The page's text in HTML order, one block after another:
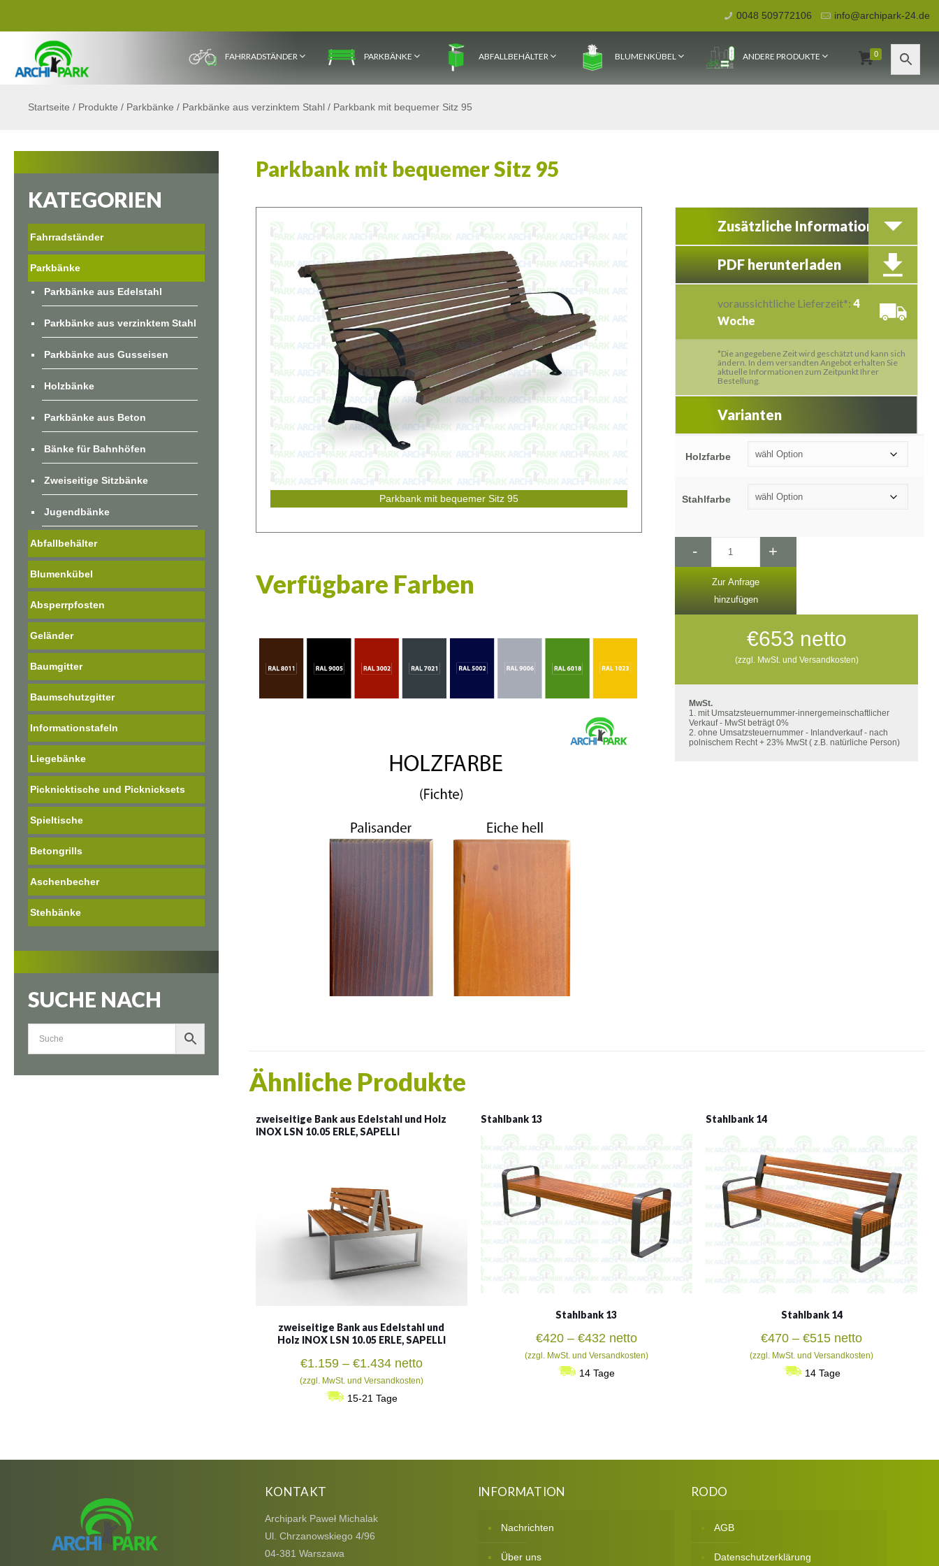
0048 509772106 info@archipark-24.de
FAHRRADSTÄNDER PARKBÄNKE ABFALLBEHÄLTER BLUMENKÜBEL ANDERE PRODUKTE 0
Startseite / Produkte / Parkbänke / Parkbänke aus verzinktem Stahl / Parkbank mit bequemer Sitz 95
Parkbank mit bequemer Sitz 95
Parkbank mit bequemer Sitz 95
Verfügbare Farben
Zusätzliche Information
PDF herunterladen
voraussichtliche Lieferzeit*: 4
Woche
*Die angegebene Zeit wird geschätzt und kann sich
ändern. In dem versandten Angebot erhalten Sie
aktuelle Informationen zum Zeitpunkt Ihrer
Bestellung.
Varianten
Holzfarbe
Stahlfarbe
- +
Zur Anfrage
hinzufügen
€653 netto
(zzgl. MwSt. und Versandkosten)
MwSt.
1. mit Umsatzsteuernummer-innergemeinschaftlicher
Verkauf - MwSt beträgt 0%
2. ohne Umsatzsteuernummer - Inlandverkauf - nach
polnischem Recht + 23% MwSt ( z.B. natürliche Person)
Ähnliche Produkte
zweiseitige Bank aus Edelstahl und Holz
INOX LSN 10.05 ERLE, SAPELLI
zweiseitige Bank aus Edelstahl und
Holz INOX LSN 10.05 ERLE, SAPELLI
€1.159 – €1.434Preisspanne:
€1.159
bis
netto
(zzgl. MwSt. und Versandkosten)
15-21 Tage
Stahlbank 13
Stahlbank 13
€420 – €432Preisspanne:
€420
bis
netto
(zzgl. MwSt. und Versandkosten)
14 Tage
Stahlbank 14
Stahlbank 14
€470 –€515Preisspanne:
€470
bis
netto
(zzgl. MwSt. und Versandkosten)
14 Tage
KATEGORIEN
Fahrradständer
Parkbänke
Parkbänke aus Edelstahl
Parkbänke aus verzinktem Stahl
Parkbänke aus Gusseisen
Holzbänke
Parkbänke aus Beton
Bänke für Bahnhöfen
Zweiseitige Sitzbänke
Jugendbänke
Abfallbehälter
Blumenkübel
Absperrpfosten
Geländer
Baumgitter
Baumschutzgitter
Informationstafeln
Liegebänke
Picknicktische und Picknicksets
Spieltische
Betongrills
Aschenbecher
Stehbänke
SUCHE NACH
KONTAKT
Archipark Paweł Michalak
Ul. Chrzanowskiego 4/96
04-381 Warszawa
INFORMATION
Nachrichten
Über uns
RODO
AGB
Datenschutzerklärung